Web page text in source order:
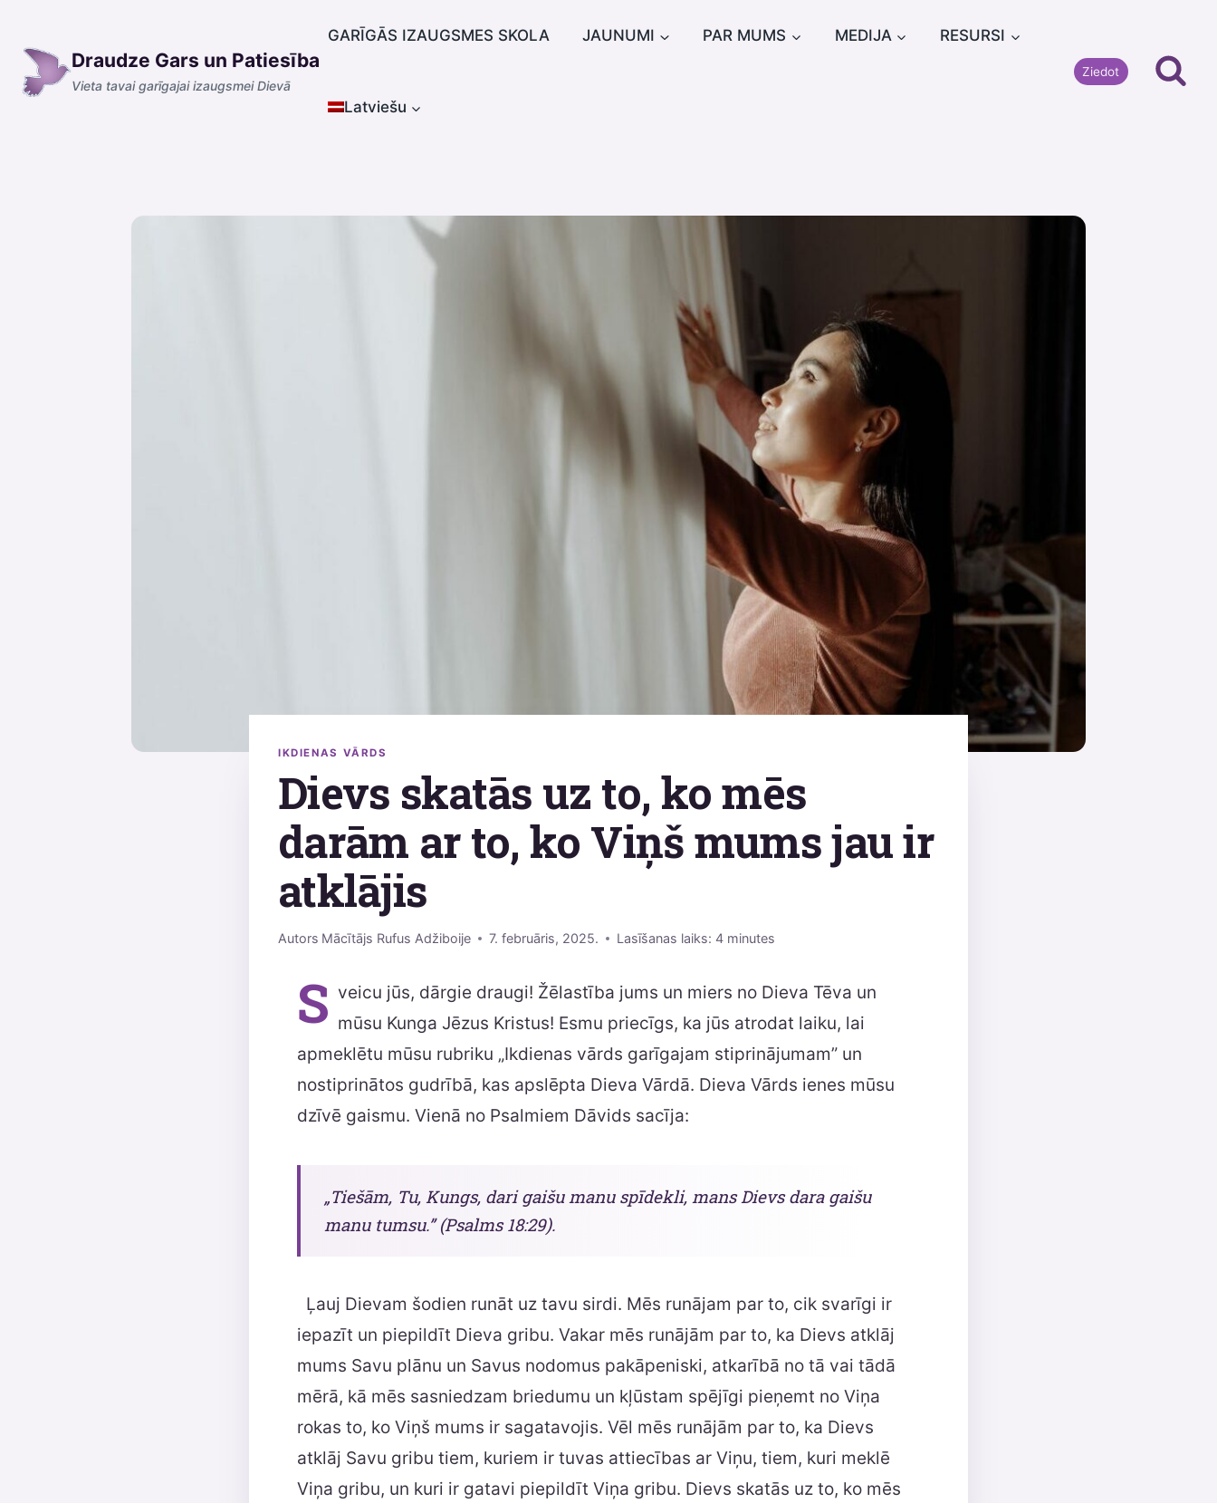
content
Draudze Gars un Patiesība
Vieta tavai garīgajai izaugsmei Dievā
GARĪGĀS IZAUGSMES SKOLA JAUNUMI PAR MUMS MEDIJA RESURSI
Latviešu
Ziedot
IKDIENAS VĀRDS
Dievs skatās uz to, ko mēs
darām ar to, ko Viņš mums jau ir
atklājis
Autors Mācītājs Rufus Adžiboije 7. februāris, 2025. Lasīšanas laiks: 4 minutes
S veicu jūs, dārgie draugi! Žēlastība jums un miers no Dieva Tēva un
mūsu Kunga Jēzus Kristus! Esmu priecīgs, ka jūs atrodat laiku, lai
apmeklētu mūsu rubriku „Ikdienas vārds garīgajam stiprinājumam” un
nostiprinātos gudrībā, kas apslēpta Dieva Vārdā. Dieva Vārds ienes mūsu
dzīvē gaismu. Vienā no Psalmiem Dāvids sacīja:
„Tiešām, Tu, Kungs, dari gaišu manu spīdekli, mans Dievs dara gaišu
manu tumsu.” (Psalms 18:29).
Ļauj Dievam šodien runāt uz tavu sirdi. Mēs runājam par to, cik svarīgi ir
iepazīt un piepildīt Dieva gribu. Vakar mēs runājām par to, ka Dievs atklāj
mums Savu plānu un Savus nodomus pakāpeniski, atkarībā no tā vai tādā
mērā, kā mēs sasniedzam briedumu un kļūstam spējīgi pieņemt no Viņa
rokas to, ko Viņš mums ir sagatavojis. Vēl mēs runājām par to, ka Dievs
atklāj Savu gribu tiem, kuriem ir tuvas attiecības ar Viņu, tiem, kuri meklē
Viņa gribu, un kuri ir gatavi piepildīt Viņa gribu. Dievs skatās uz to, ko mēs